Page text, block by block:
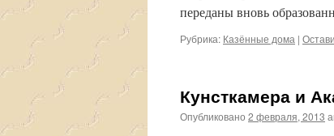
переданы вновь
Рубрика: Казённые дома |
Кунсткамера и
Опубликовано 2 февраля, 2013